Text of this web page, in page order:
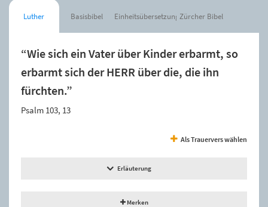
Luther Basisbibel Einheitsübersetzung Zürcher Bibel
“Wie sich ein Vater über Kinder erbarmt, so
erbarmt sich der HERR über die, die ihn
fürchten.”
Psalm 103, 13
Als Trauervers wählen
Erläuterung
Merken